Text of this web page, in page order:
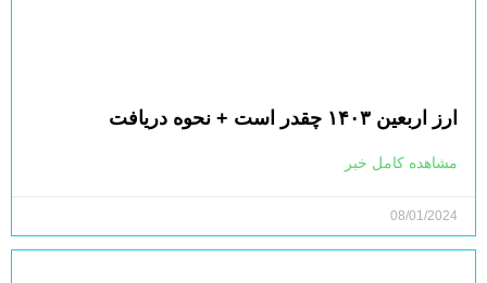
ارز اربعین ۱۴۰۳ چقدر است + نحوه دریافت
مشاهده کامل خبر
08/01/2024